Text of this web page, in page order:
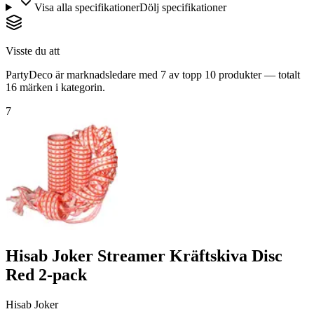
Visa alla specifikationerDölj specifikationer
Visste du att
PartyDeco är marknadsledare med 7 av topp 10 produkter — totalt
16 märken i kategorin.
7
Hisab Joker Streamer Kräftskiva Disc
Red 2-pack
Hisab Joker